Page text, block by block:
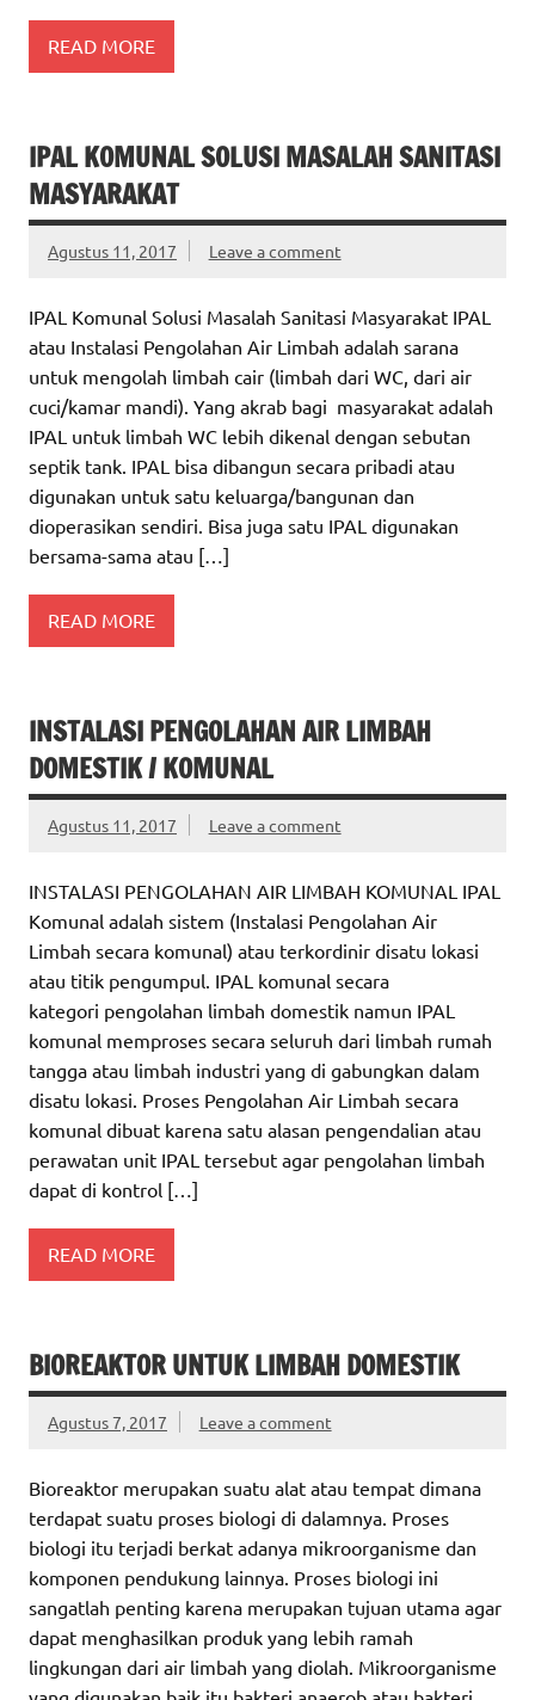
READ MORE
IPAL KOMUNAL SOLUSI MASALAH SANITASI
MASYARAKAT
Agustus 11, 2017 Leave a comment
IPAL Komunal Solusi Masalah Sanitasi Masyarakat IPAL
atau Instalasi Pengolahan Air Limbah adalah sarana
untuk mengolah limbah cair (limbah dari WC, dari air
cuci/kamar mandi). Yang akrab bagi masyarakat adalah
IPAL untuk limbah WC lebih dikenal dengan sebutan
septik tank. IPAL bisa dibangun secara pribadi atau
digunakan untuk satu keluarga/bangunan dan
dioperasikan sendiri. Bisa juga satu IPAL digunakan
bersama-sama atau […]
READ MORE
INSTALASI PENGOLAHAN AIR LIMBAH
DOMESTIK / KOMUNAL
Agustus 11, 2017 Leave a comment
INSTALASI PENGOLAHAN AIR LIMBAH KOMUNAL IPAL
Komunal adalah sistem (Instalasi Pengolahan Air
Limbah secara komunal) atau terkordinir disatu lokasi
atau titik pengumpul. IPAL komunal secara
kategori pengolahan limbah domestik namun IPAL
komunal memproses secara seluruh dari limbah rumah
tangga atau limbah industri yang di gabungkan dalam
disatu lokasi. Proses Pengolahan Air Limbah secara
komunal dibuat karena satu alasan pengendalian atau
perawatan unit IPAL tersebut agar pengolahan limbah
dapat di kontrol […]
READ MORE
BIOREAKTOR UNTUK LIMBAH DOMESTIK
Agustus 7, 2017 Leave a comment
Bioreaktor merupakan suatu alat atau tempat dimana
terdapat suatu proses biologi di dalamnya. Proses
biologi itu terjadi berkat adanya mikroorganisme dan
komponen pendukung lainnya. Proses biologi ini
sangatlah penting karena merupakan tujuan utama agar
dapat menghasilkan produk yang lebih ramah
lingkungan dari air limbah yang diolah. Mikroorganisme